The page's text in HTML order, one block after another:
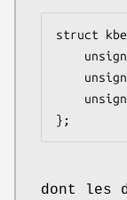
struct
};
dont les